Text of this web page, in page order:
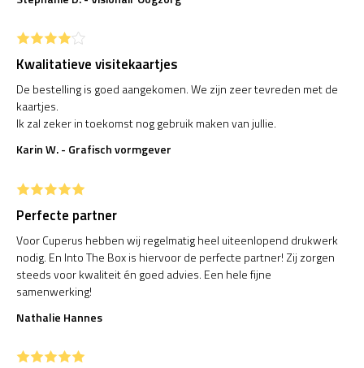
Kwalitatieve visitekaartjes
De bestelling is goed aangekomen. We zijn zeer tevreden met de
kaartjes.
Ik zal zeker in toekomst nog gebruik maken van jullie.
Karin W. - Grafisch vormgever
Perfecte partner
Voor Cuperus hebben wij regelmatig heel uiteenlopend drukwerk
nodig. En Into The Box is hiervoor de perfecte partner! Zij zorgen
steeds voor kwaliteit én goed advies. Een hele fijne
samenwerking!
Nathalie Hannes
Top
menu
Over ons
Reviews
Veelgestelde vragen
Contact